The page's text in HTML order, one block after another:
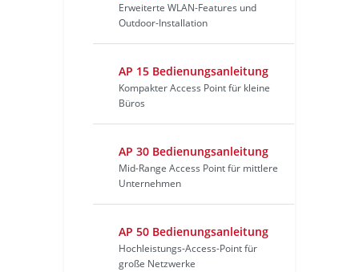
Erweiterte WLAN-Features und
Outdoor-Installation
AP 15 Bedienungsanleitung
Kompakter Access Point für kleine
Büros
AP 30 Bedienungsanleitung
Mid-Range Access Point für mittlere
Unternehmen
AP 50 Bedienungsanleitung
Hochleistungs-Access-Point für
große Netzwerke